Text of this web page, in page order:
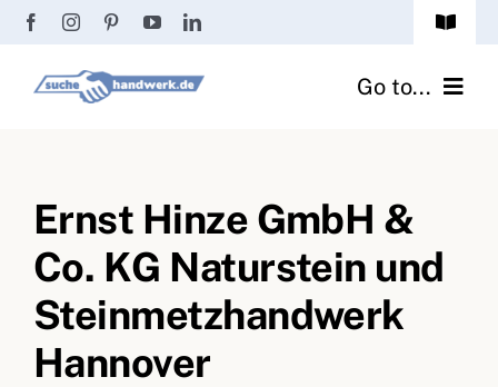
Zum
springen
Toggle
Passwort vergessen? Go to...
Fliesenrechner
Handwerker Ratgeber
Wir über uns
Ernst Hinze GmbH &
Co. KG Naturstein und
Steinmetzhandwerk
Hannover